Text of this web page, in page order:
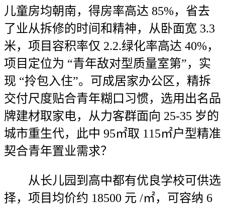
儿童房均朝南，得房率高达 85%，省去
了业从拆修的时间和精神，从卧面宽 3.3
米，项目容积率仅 2.2.绿化率高达 40%，
项目定位为 “青年敌对型质量室第”，实
现 “拎包入住”。可成居家办公区，精拆
交付尺度贴合青年糊口习惯，选用出名品
牌建材取家电，从力客群面向 25-35 岁的
城市重生代，此中 95㎡取 115㎡户型精准
契合青年置业需求？
从长儿园到高中都有优良学校可供选
择，项目均价约 18500 元 /㎡，可容纳 6